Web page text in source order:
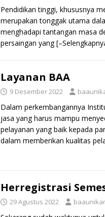
Pendidikan tinggi, khususnya
merupakan tonggak utama
menghadapi tantangan masa
persaingan yang
Layanan BAA
9 Desember 2022
Dalam perkembangannya
jasa yang harus mampu
pelayanan yang baik kepada
dalam memberikan kualitas
Herregistrasi
29 Agustus 2022